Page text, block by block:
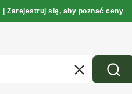
Zarejestruj się, aby poznać ceny
Wyczyść Szukaj